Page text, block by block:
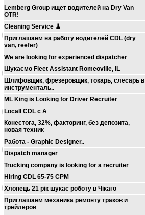
Lemberg Group ищет водителей на Dry Van
OTR!
Cleaning Service 🧹
Приглашаем на работу водителей CDL (dry
van, reefer)
We are looking for experienced dispatcher
Шукаємо Fleet Assistant Romeoville, IL
Шлифовщик, фрезеровщик, токарь, слесарь в
инструменталь..
ML King is Looking for Driver Recruiter
Locall CDL c A
Конестога, 32%, факторинг, без депозита,
новая техник
Работа - Graphic Designer..
Dispatch manager
Trucking company is looking for a recruiter
Hiring CDL 65-75 CPM
Хлопець 21 рік шукає роботу в Чікаго
Приглашаем механика ремонту траков и
трейлеров